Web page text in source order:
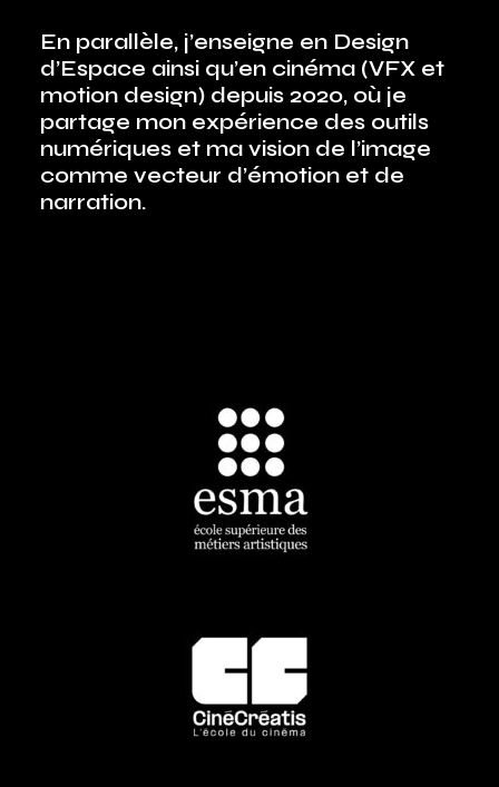
En parallèle, j’enseigne en Design
d’Espace ainsi qu’en cinéma (VFX et
motion design) depuis 2020, où je
partage mon expérience des outils
numériques et ma vision de l’image
comme vecteur d’émotion et de
narration.